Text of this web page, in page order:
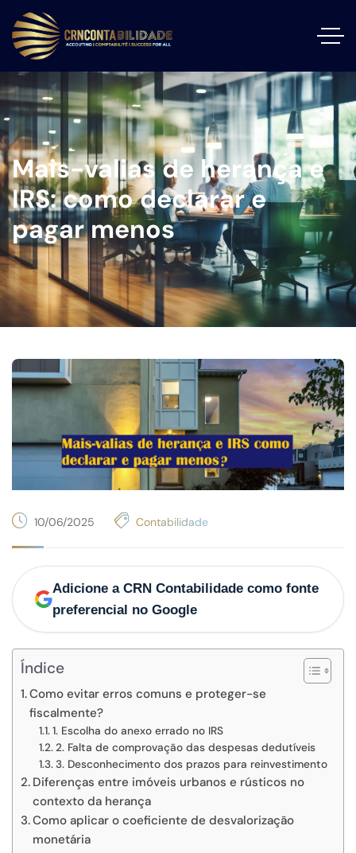
Mais-valias de herança e
IRS: como declarar e
pagar menos
10/06/2025 Contabilidade
Adicione a CRN Contabilidade como fonte
preferencial no Google
Índice
Como evitar erros comuns e proteger-se
fiscalmente?
1. Escolha do anexo errado no IRS
2. Falta de comprovação das despesas dedutíveis
3. Desconhecimento dos prazos para reinvestimento
Diferenças entre imóveis urbanos e rústicos no
contexto da herança
Como aplicar o coeficiente de desvalorização
monetária